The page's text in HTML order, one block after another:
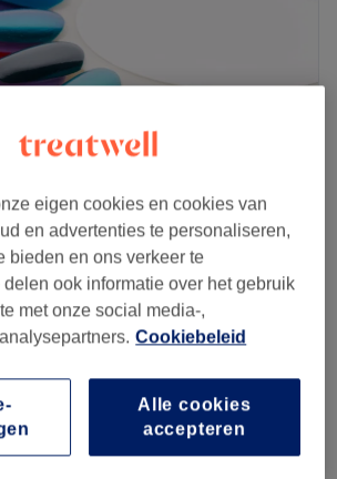
72 reviews
kaart
eigen cookies en cookies van
en advertenties te personaliseren,
bieden en ons verkeer te
ook informatie over het gebruik
met onze social media-,
Cookiebeleid
Alle cookies
accepteren